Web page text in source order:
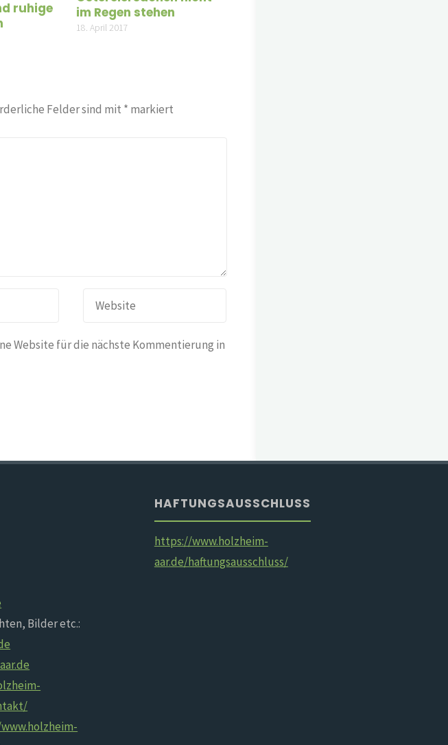
ruhige
im Regen stehen
18. April 2017
Felder sind mit * markiert
Website für die nächste Kommentierung in
Bilder etc.:
HAFTUNGSAUSSCHLUSS
https://www.holzheim-
aar.de/haftungsausschluss/